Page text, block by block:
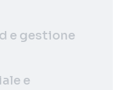
e gestione
e